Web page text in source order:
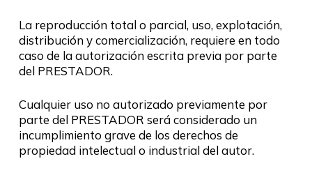
La reproducción total o parcial, uso, explotación,
distribución y comercialización, requiere en todo
caso de la autorización escrita previa por parte
del PRESTADOR.
Cualquier uso no autorizado previamente por
parte del PRESTADOR será considerado un
incumplimiento grave de los derechos de
propiedad intelectual o industrial del autor.